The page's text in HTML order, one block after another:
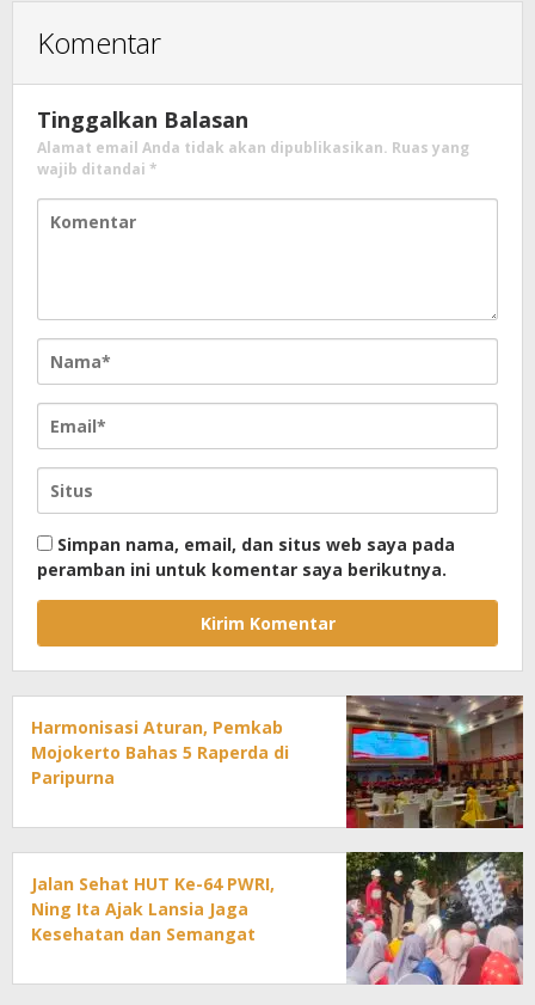
Komentar
Tinggalkan Balasan
Alamat email Anda tidak akan dipublikasikan. Ruas yang
wajib ditandai *
Simpan nama, email, dan situs web saya pada
peramban ini untuk komentar saya berikutnya.
Harmonisasi Aturan, Pemkab
Mojokerto Bahas 5 Raperda di
Paripurna
Jalan Sehat HUT Ke-64 PWRI,
Ning Ita Ajak Lansia Jaga
Kesehatan dan Semangat